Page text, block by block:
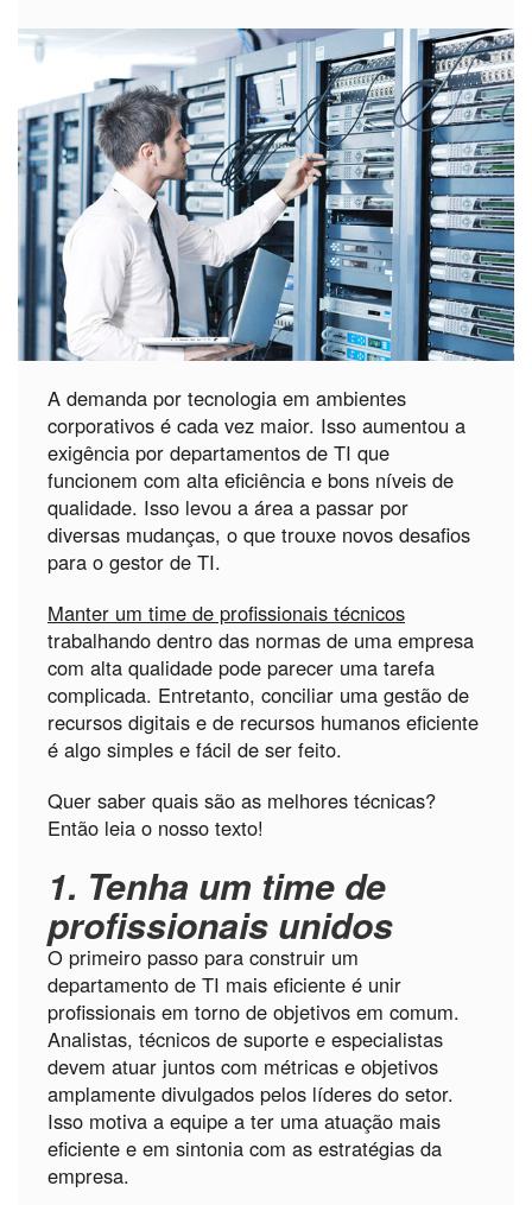
A demanda por tecnologia em ambientes
corporativos é cada vez maior. Isso aumentou a
exigência por departamentos de TI que
funcionem com alta eficiência e bons níveis de
qualidade. Isso levou a área a passar por
diversas mudanças, o que trouxe novos desafios
para o gestor de TI.
Manter um time de profissionais técnicos
trabalhando dentro das normas de uma empresa
com alta qualidade pode parecer uma tarefa
complicada. Entretanto, conciliar uma gestão de
recursos digitais e de recursos humanos eficiente
é algo simples e fácil de ser feito.
Quer saber quais são as melhores técnicas?
Então leia o nosso texto!
1. Tenha um time de
profissionais unidos
O primeiro passo para construir um
departamento de TI mais eficiente é unir
profissionais em torno de objetivos em comum.
Analistas, técnicos de suporte e especialistas
devem atuar juntos com métricas e objetivos
amplamente divulgados pelos líderes do setor.
Isso motiva a equipe a ter uma atuação mais
eficiente e em sintonia com as estratégias da
empresa.